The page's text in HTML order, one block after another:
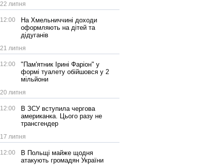
22 липня
12:00
На Хмельниччині доходи
оформляють на дітей та
дідуганів
21 липня
12:00
"Пам'ятник Ірині Фаріон" у
формі туалету обійшовся у 2
мільйони
20 липня
12:00
В ЗСУ вступила чергова
американка. Цього разу не
трансгендер
17 липня
12:00
В Польщі майже щодня
атакують громадян України